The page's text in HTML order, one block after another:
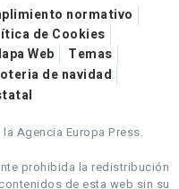
normativo
de Cookies
Web
Temas
de navidad
Agencia Europa Press.
prohibida la redistribución
de esta web sin su